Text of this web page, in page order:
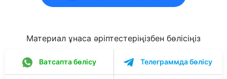
Материал ұнаса әріптестеріңізбен бөлісіңіз
Ватсапта бөлісу Телеграммда бөлісу